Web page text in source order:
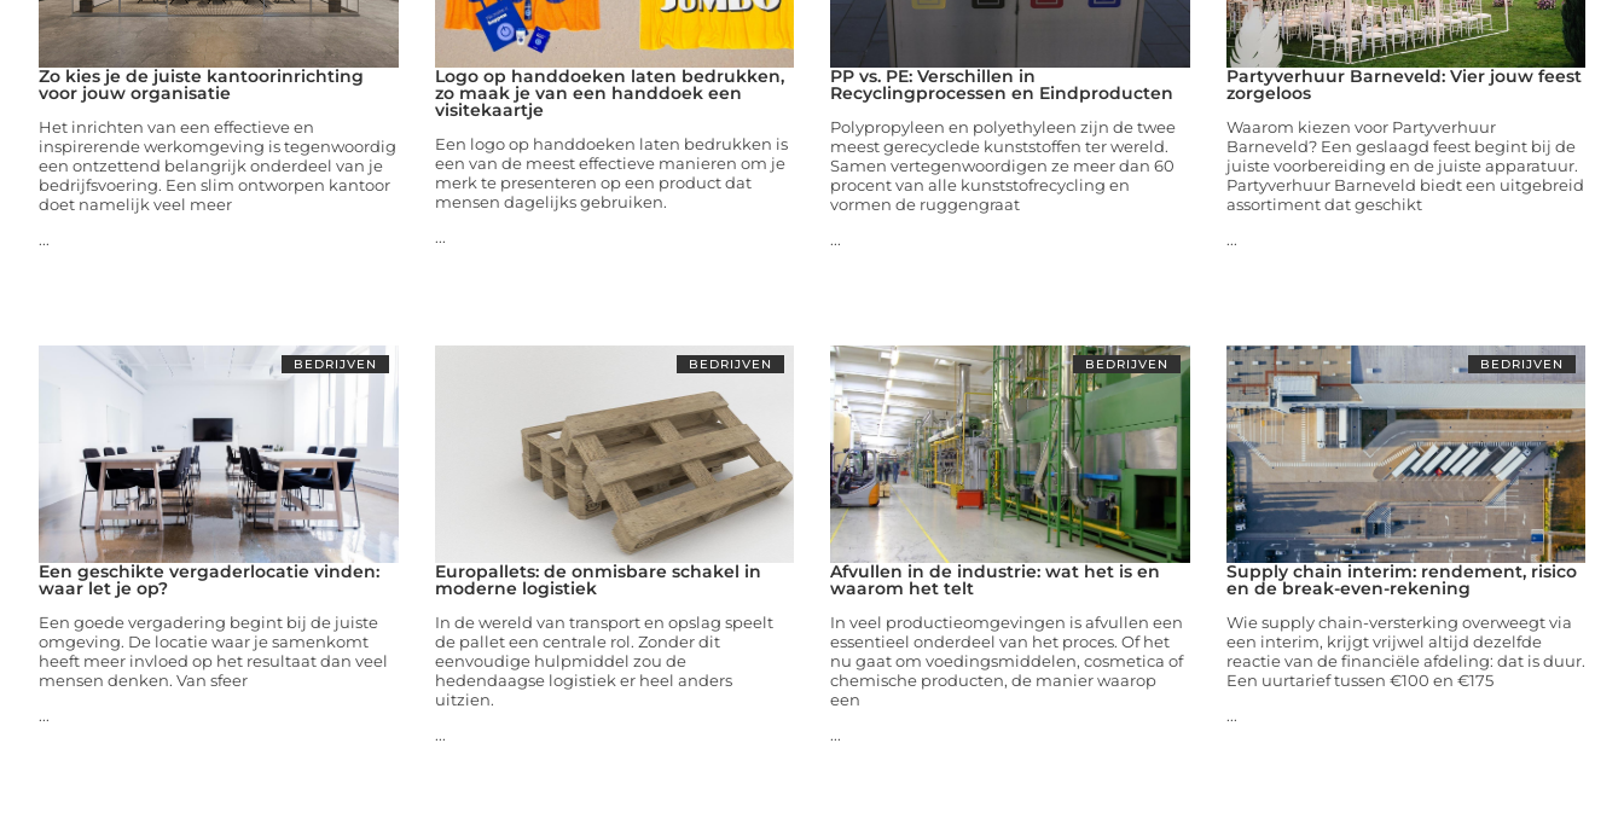
Zo kies je de juiste kantoorinrichting
voor jouw organisatie
Het inrichten van een effectieve en
inspirerende werkomgeving is tegenwoordig
een ontzettend belangrijk onderdeel van je
bedrijfsvoering. Een slim ontworpen kantoor
doet namelijk veel meer
...
Logo op handdoeken laten bedrukken,
zo maak je van een handdoek een
visitekaartje
Een logo op handdoeken laten bedrukken is
een van de meest effectieve manieren om je
merk te presenteren op een product dat
mensen dagelijks gebruiken.
...
PP vs. PE: Verschillen in
Recyclingprocessen en Eindproducten
Polypropyleen en polyethyleen zijn de twee
meest gerecyclede kunststoffen ter wereld.
Samen vertegenwoordigen ze meer dan 60
procent van alle kunststofrecycling en
vormen de ruggengraat
...
Partyverhuur Barneveld: Vier jouw feest
zorgeloos
Waarom kiezen voor Partyverhuur
Barneveld? Een geslaagd feest begint bij de
juiste voorbereiding en de juiste apparatuur.
Partyverhuur Barneveld biedt een uitgebreid
assortiment dat geschikt
...
BEDRIJVEN
Een geschikte vergaderlocatie vinden:
waar let je op?
Een goede vergadering begint bij de juiste
omgeving. De locatie waar je samenkomt
heeft meer invloed op het resultaat dan veel
mensen denken. Van sfeer
...
BEDRIJVEN
Europallets: de onmisbare schakel in
moderne logistiek
In de wereld van transport en opslag speelt
de pallet een centrale rol. Zonder dit
eenvoudige hulpmiddel zou de
hedendaagse logistiek er heel anders
uitzien.
...
BEDRIJVEN
Afvullen in de industrie: wat het is en
waarom het telt
In veel productieomgevingen is afvullen een
essentieel onderdeel van het proces. Of het
nu gaat om voedingsmiddelen, cosmetica of
chemische producten, de manier waarop
een
...
BEDRIJVEN
Supply chain interim: rendement, risico
en de break-even-rekening
Wie supply chain-versterking overweegt via
een interim, krijgt vrijwel altijd dezelfde
reactie van de financiële afdeling: dat is duur.
Een uurtarief tussen €100 en €175
...